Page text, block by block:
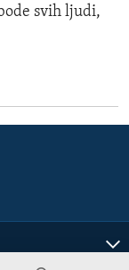
svih ljudi,